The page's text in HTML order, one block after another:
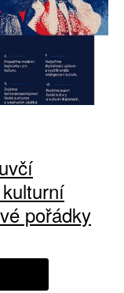
pořádky